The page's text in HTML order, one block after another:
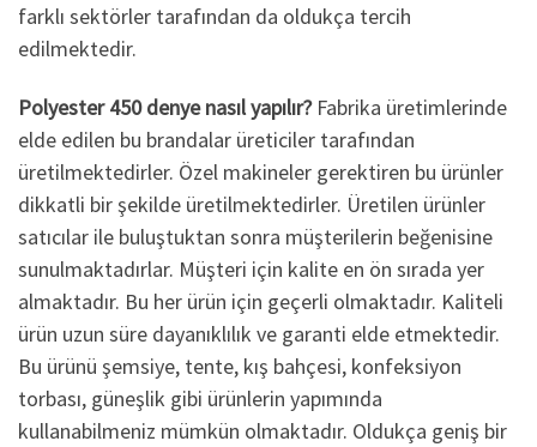
farklı sektörler tarafından da oldukça tercih
edilmektedir.
Polyester 450 denye nasıl yapılır?Fabrika üretimlerinde
elde edilen bu brandalar üreticiler tarafından
üretilmektedirler. Özel makineler gerektiren bu ürünler
dikkatli bir şekilde üretilmektedirler. Üretilen ürünler
satıcılar ile buluştuktan sonra müşterilerin beğenisine
sunulmaktadırlar. Müşteri için kalite en ön sırada yer
almaktadır. Bu her ürün için geçerli olmaktadır. Kaliteli
ürün uzun süre dayanıklılık ve garanti elde etmektedir.
Bu ürünü şemsiye, tente, kış bahçesi, konfeksiyon
torbası, güneşlik gibi ürünlerin yapımında
kullanabilmeniz mümkün olmaktadır. Oldukça geniş bir